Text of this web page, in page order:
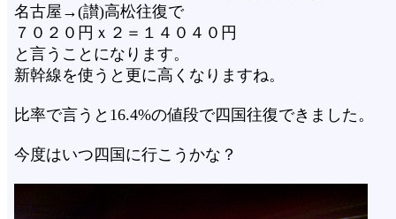
名古屋→(讃)高松往復で
７０２０円ｘ２＝１４０４０円
と言うことになります。
新幹線を使うと更に高くなりますね。
比率で言うと16.4%の値段で四国往復できました。
今度はいつ四国に行こうかな？